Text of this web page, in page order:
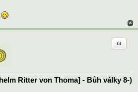
Ritter von Thoma] - Bůh války 8-)
Citace